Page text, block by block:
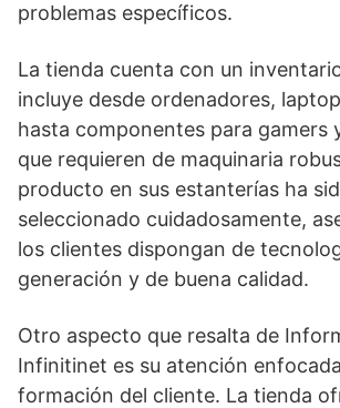
problemas específicos.
La tienda cuenta con un
incluye desde ordenadores,
hasta componentes para gamers
que requieren de maquinaria
producto en sus estanterías ha
seleccionado cuidadosamente,
los clientes dispongan de
generación y de buena calidad.
Otro aspecto que resalta de
Infinitinet es su atención
formación del cliente. La tienda